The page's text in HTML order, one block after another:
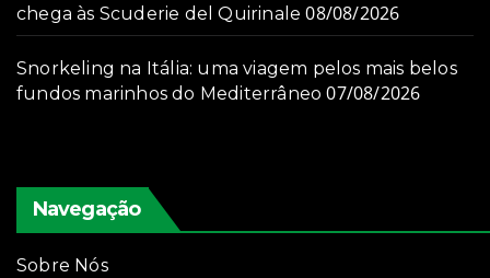
chega às Scuderie del Quirinale 08/08/2026
Snorkeling na Itália: uma viagem pelos mais belos
fundos marinhos do Mediterrâneo 07/08/2026
Navegação
Sobre Nós